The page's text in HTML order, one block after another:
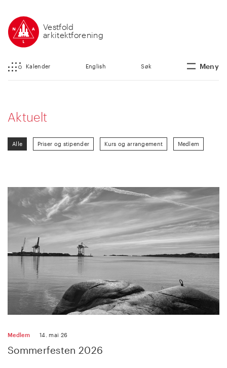
Vestfold
arkitektforening
Kalender English Søk Meny
Aktuelt
Alle Priser og stipender Kurs og arrangement Medlem
Medlem 14. mai 26
Sommerfesten 2026